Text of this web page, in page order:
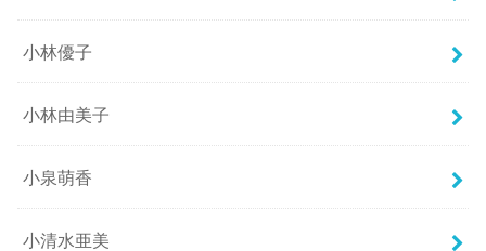
小林優子
小林由美子
小泉萌香
小清水亜美